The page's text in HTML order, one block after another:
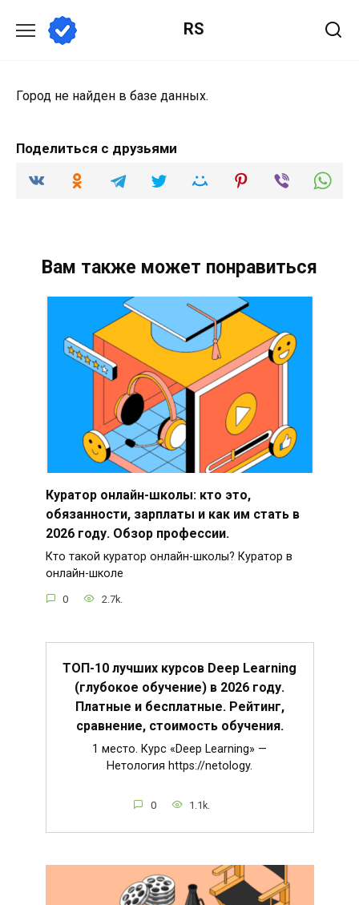
содержанию
RS
Город не найден в базе данных.
Поделиться с друзьями
Вам также может понравиться
Куратор онлайн-школы: кто это,
обязанности, зарплаты и как им стать в
2026 году. Обзор профессии.
Кто такой куратор онлайн-школы? Куратор в
онлайн-школе
0 2.7k.
ТОП-10 лучших курсов Deep Learning
(глубокое обучение) в 2026 году.
Платные и бесплатные. Рейтинг,
сравнение, стоимость обучения.
1 место. Курс «Deep Learning» —
Нетология https://netology.
0 1.1k.